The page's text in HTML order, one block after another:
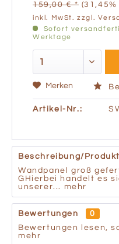
159,00 € *
inkl. MwSt.zzgl.
Sofort
Werktage
Merken
Artikel-Nr.:
Beschreibung/
Wandpanel groß
GHierbei handelt es
unserer...
mehr
Bewertungen
0
Bewertungen lesen,
mehr